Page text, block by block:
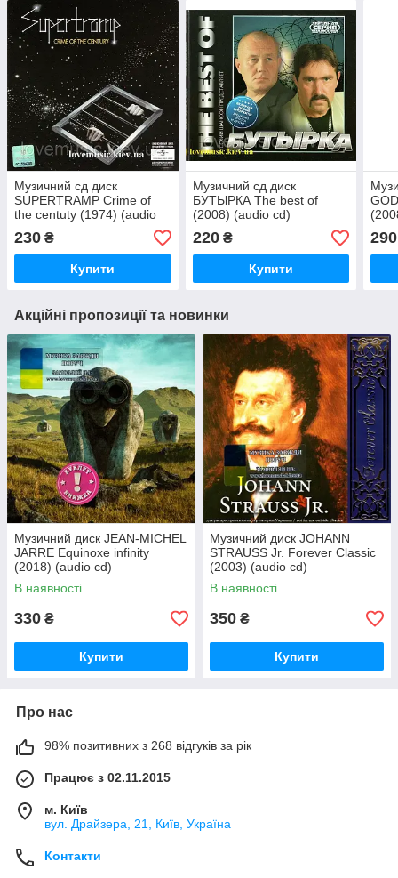
Музичний сд диск
SUPERTRAMP Crime of
the centuty (1974) (audio
cd)
230 ₴
Купити
Музичний сд диск
БУТЫРКА The best of
(2008) (audio cd)
220₴
Купити
290
Акційні пропозиції та новинки
Музичний диск JEAN-MICHEL
JARRE Equinoxe infinity
(2018) (audio cd)
В наявності
330 ₴
Купити
Музичний диск JOHANN
STRAUSS Jr. Forever Classic
(2003) (audio cd)
В наявності
350 ₴
Купити
Про нас
98% позитивних з 268 відгуків за рік
Працює з 02.11.2015
м. Київ
вул. Драйзера, 21, Київ, Україна
Контакти